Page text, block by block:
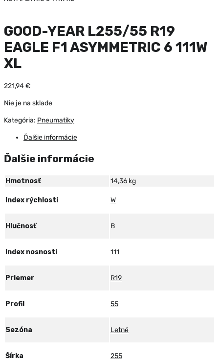
GOOD-YEAR L255/55 R19
EAGLE F1 ASYMMETRIC 6 111W
XL
221,94€
Nie je na sklade
Kategória: Pneumatiky
Ďalšie informácie
Ďalšie informácie
Hmotnosť 14,36 kg
Index rýchlosti W
Hlučnosť B
Index nosnosti 111
Priemer R19
Profil 55
Sezóna Letné
Šírka 255